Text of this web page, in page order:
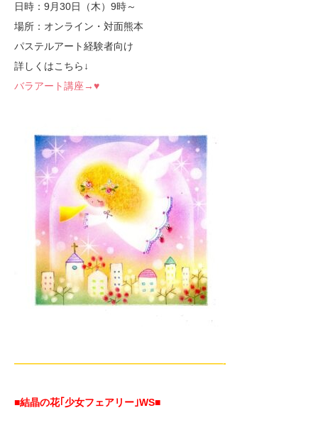
日時：9月30日（木）9時～
場所：オンライン・対面熊本
パステルアート経験者向け
詳しくはこちら↓
バラアート講座→♥
—————————————————————-
■結晶の花｢少女フェアリー｣WS■